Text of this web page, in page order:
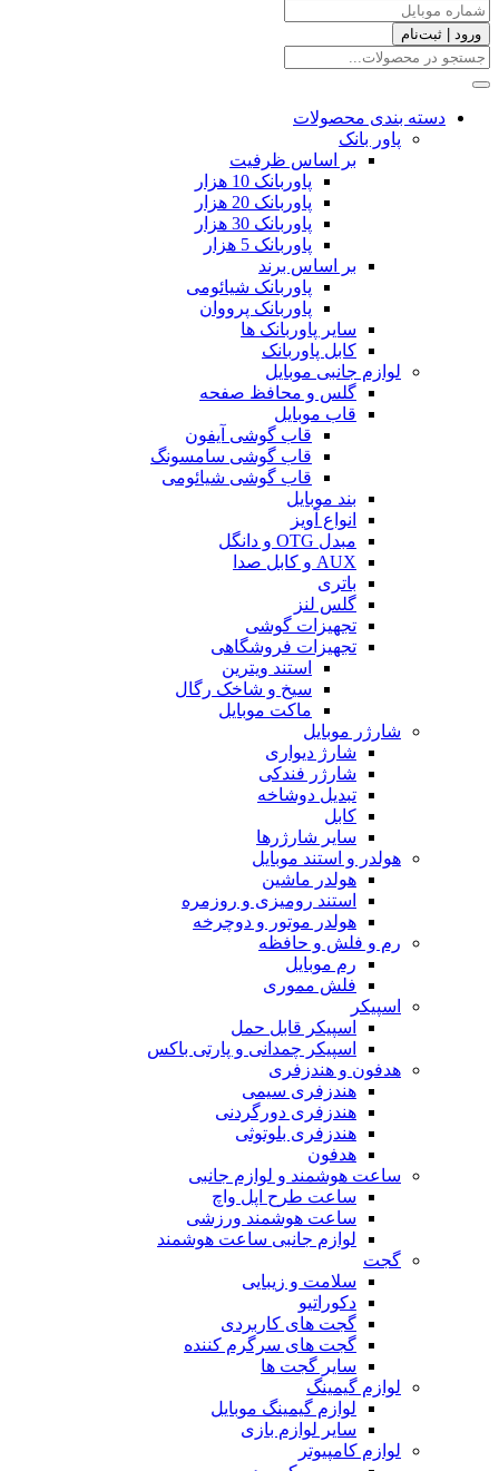
ورود | ثبت‌نام
دسته بندی محصولات
پاور بانک
بر اساس ظرفیت
پاوربانک 10 هزار
پاوربانک 20 هزار
پاوربانک 30 هزار
پاوربانک 5 هزار
بر اساس برند
پاوربانک شیائومی
پاوربانک پرووان
سایر پاوربانک ها
کابل پاوربانک
لوازم جانبی موبایل
گلس و محافظ صفحه
قاب موبایل
قاب گوشی آیفون
قاب گوشی سامسونگ
قاب گوشی شیائومی
بند موبایل
انواع آویز
مبدل OTG و دانگل
AUX و کابل صدا
باتری
گلس لنز
تجهیزات گوشی
تجهیزات فروشگاهی
استند ویترین
سیخ و شاخک رگال
ماکت موبایل
شارژر موبایل
شارژ دیواری
شارژر فندکی
تبدیل دوشاخه
کابل
سایر شارژرها
هولدر و استند موبایل
هولدر ماشین
استند رومیزی و روزمره
هولدر موتور و دوچرخه
رم و فلش و حافظه
رم موبایل
فلش مموری
اسپیکر
اسپیکر قابل حمل
اسپیکر چمدانی و پارتی باکس
هدفون و هندزفری
هندزفری سیمی
هندزفری دورگردنی
هندزفری بلوتوثی
هدفون
ساعت هوشمند و لوازم جانبی
ساعت طرح اپل واچ
ساعت هوشمند ورزشی
لوازم جانبی ساعت هوشمند
گجت
سلامت و زیبایی
دکوراتیو
گجت های کاربردی
گجت های سرگرم کننده
سایر گجت ها
لوازم گیمینگ
لوازم گیمینگ موبایل
سایر لوازم بازی
لوازم کامپیوتر